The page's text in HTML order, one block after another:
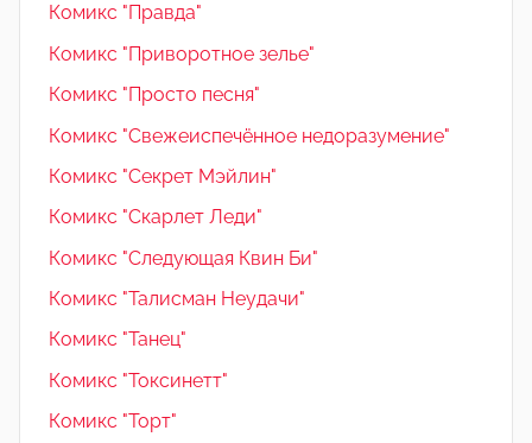
Комикс "Правда"
Комикс "Приворотное зелье"
Комикс "Просто песня"
Комикс "Свежеиспечённое недоразумение"
Комикс "Секрет Мэйлин"
Комикс "Скарлет Леди"
Комикс "Следующая Квин Би"
Комикс "Талисман Неудачи"
Комикс "Танец"
Комикс "Токсинетт"
Комикс "Торт"